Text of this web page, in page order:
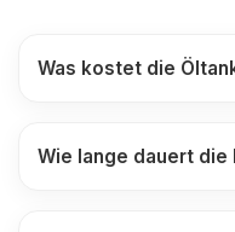
Was kostet die
Wie lange dauert die